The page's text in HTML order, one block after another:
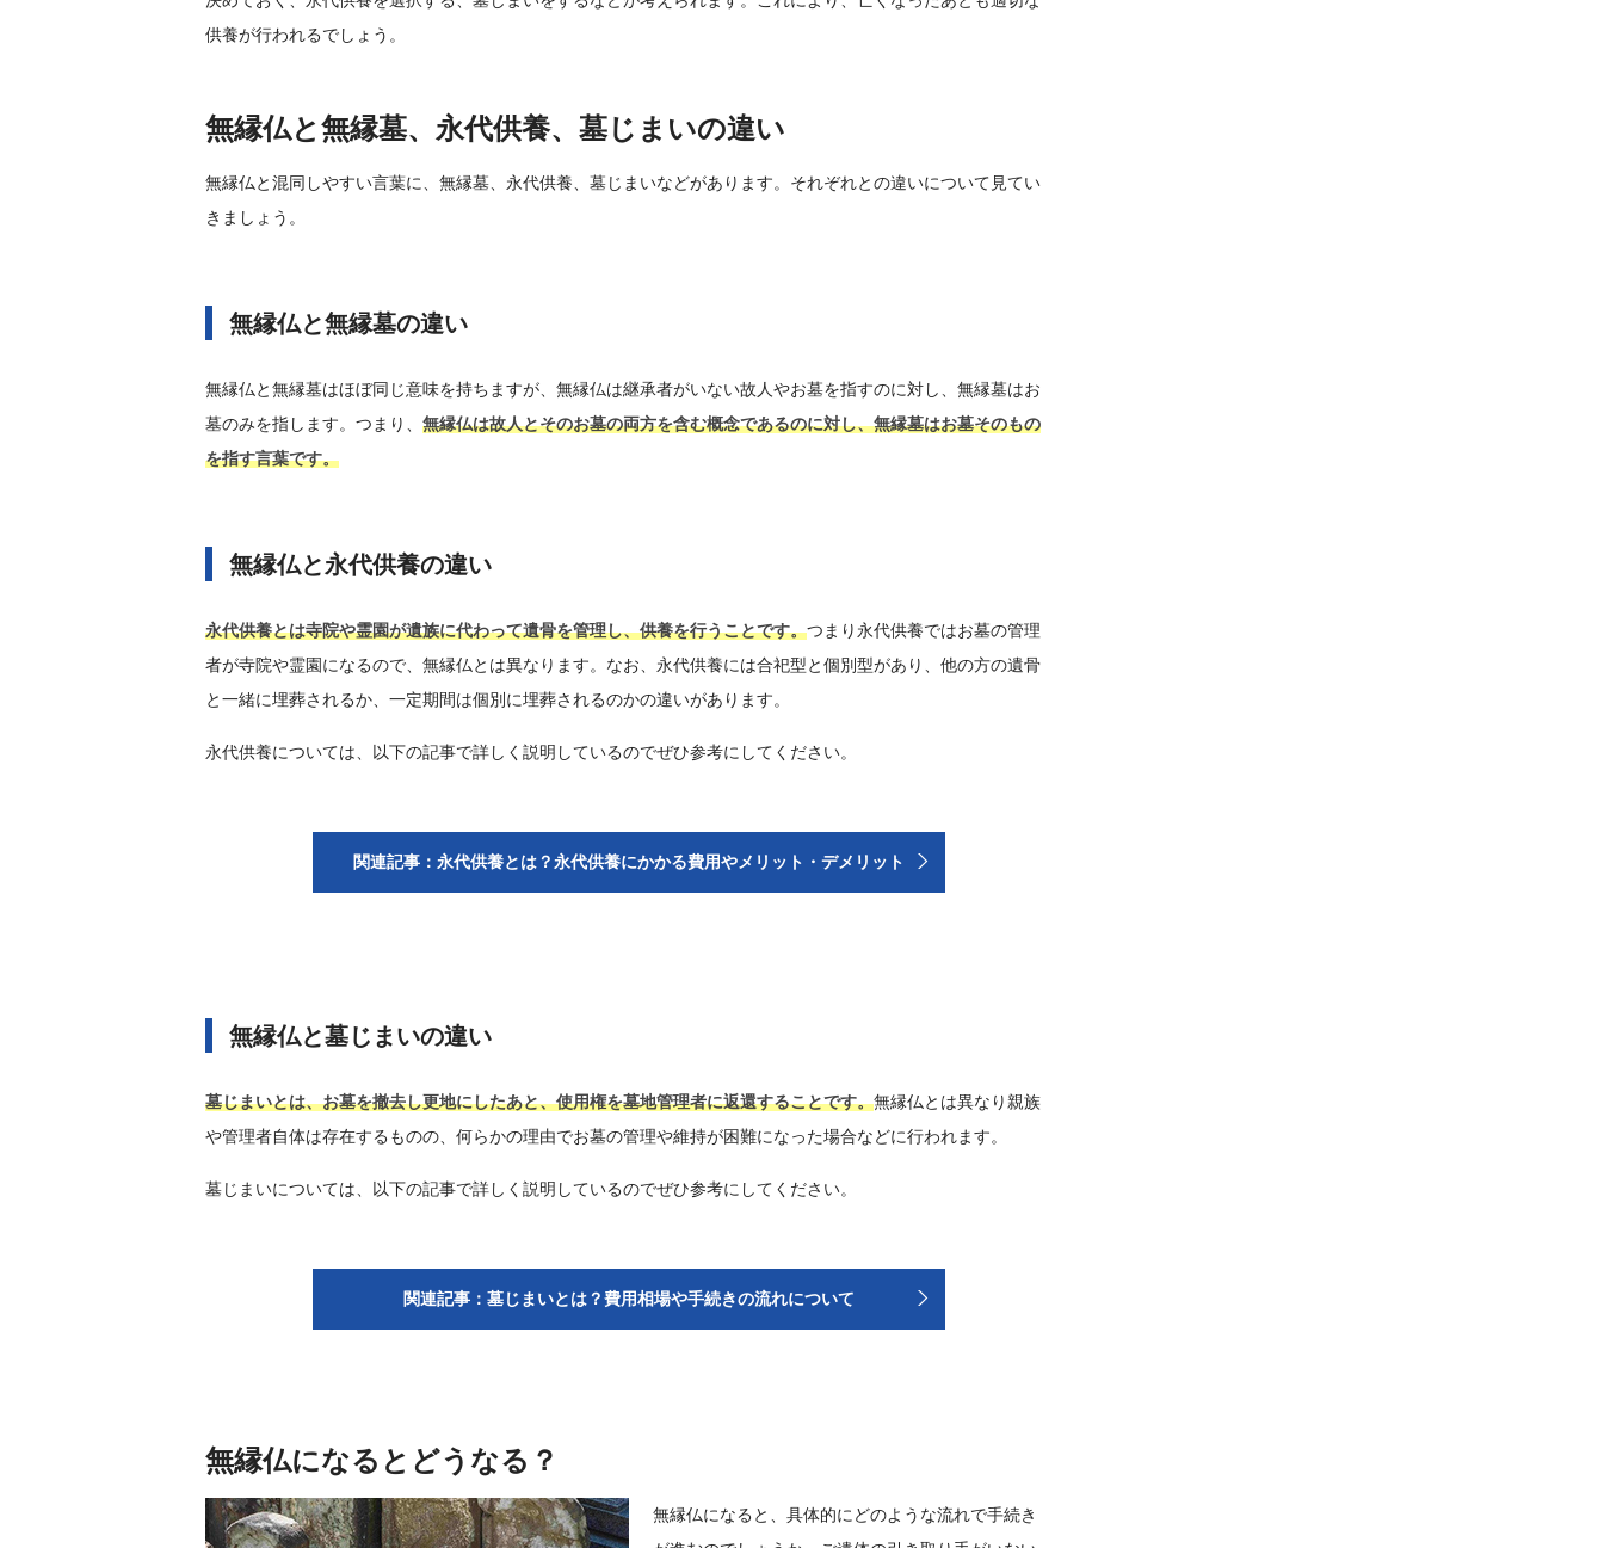
供養が行われるでしょう。
無縁仏と無縁墓、永代供養、墓じまいの違い
無縁仏と混同しやすい言葉に、無縁墓、永代供養、墓じまいなどがあります。それぞれとの違いについて見てい
きましょう。
無縁仏と無縁墓の違い
無縁仏と無縁墓はほぼ同じ意味を持ちますが、無縁仏は継承者がいない故人やお墓を指すのに対し、無縁墓はお
墓のみを指します。つまり、 無縁仏は故人とそのお墓の両方を含む概念であるのに対し、無縁墓はお墓そのもの
を指す言葉です。
無縁仏と永代供養の違い
永代供養とは寺院や霊園が遺族に代わって遺骨を管理し、供養を行うことです。つまり永代供養ではお墓の管理
者が寺院や霊園になるので、無縁仏とは異なります。なお、永代供養には合祀型と個別型があり、他の方の遺骨
と一緒に埋葬されるか、一定期間は個別に埋葬されるのかの違いがあります。
永代供養については、以下の記事で詳しく説明しているのでぜひ参考にしてください。
関連記事：永代供養とは？永代供養にかかる費用やメリット・デメリット
無縁仏と墓じまいの違い
墓じまいとは、お墓を撤去し更地にしたあと、使用権を墓地管理者に返還することです。無縁仏とは異なり親族
や管理者自体は存在するものの、何らかの理由でお墓の管理や維持が困難になった場合などに行われます。
墓じまいについては、以下の記事で詳しく説明しているのでぜひ参考にしてください。
関連記事：墓じまいとは？費用相場や手続きの流れについて
無縁仏になるとどうなる？
無縁仏になると、具体的にどのような流れで手続き